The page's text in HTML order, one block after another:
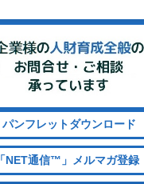
パンフレットダウンロード
「NET通信™」メルマガ登録